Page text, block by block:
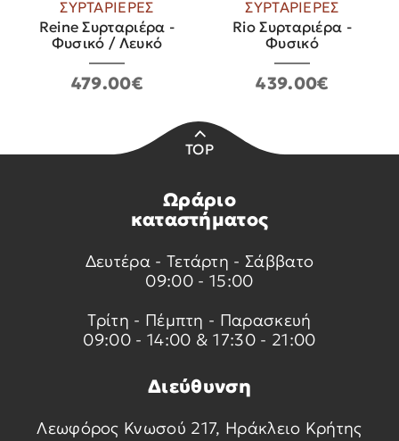
ΣΥΡΤΑΡΙΕΡΕΣ
Reine Συρταριέρα -
Φυσικό / Λευκό
479.00€
ΣΥΡΤΑΡΙΕΡΕΣ
Rio Συρταριέρα -
Φυσικό
439.00€
TOP
Ωράριο
καταστήματος
Δευτέρα - Τετάρτη - Σάββατο
09:00 - 15:00
Τρίτη - Πέμπτη - Παρασκευή
09:00 - 14:00 & 17:30 - 21:00
Διεύθυνση
Λεωφόρος Κνωσού 217, Ηράκλειο Κρήτης